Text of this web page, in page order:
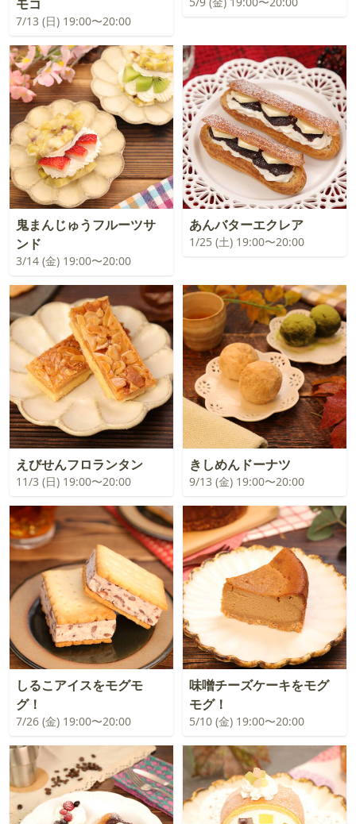
モコ
7/13 (日) 19:00〜20:00
鬼まんじゅうフルーツサ
ンド
3/14 (金) 19:00〜20:00
あんバターエクレア
1/25 (土) 19:00〜20:00
えびせんフロランタン
11/3 (日) 19:00〜20:00
きしめんドーナツ
9/13 (金) 19:00〜20:00
しるこアイスをモグモ
グ！
7/26 (金) 19:00〜20:00
味噌チーズケーキをモグ
モグ！
5/10 (金) 19:00〜20:00